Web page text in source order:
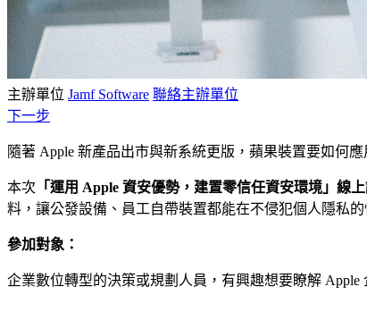
主辦單位 Jamf Software 聯絡主辦單位
下一步
隨著 Apple 新產品出市與新系統更版，蘋果裝置要如何
本次 「運用 Apple 資安優勢，建置零信任資安環境」線
料，讓公發設備、員工自帶裝置都能在不侵犯個人隱私
參加對象：
企業數位轉型的決策或規劃人員，有興趣想要瞭解